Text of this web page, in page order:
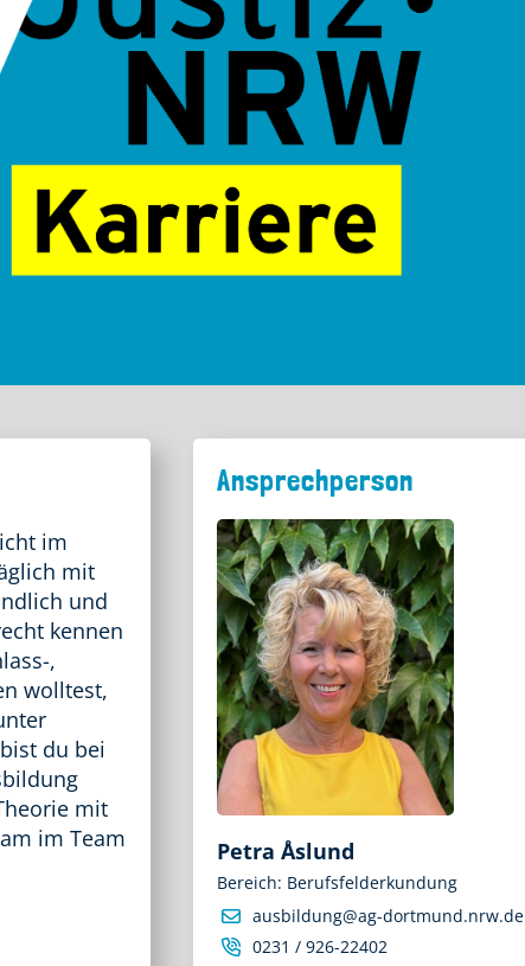
im
mit
und
kennen
,
wolltest,
du bei
mit
im Team
Ansprechperson
Petra Åslund
Bereich: Berufsfelderkundung
ausbildung@ag-dortmund.nrw.de
0231 / 926-22402